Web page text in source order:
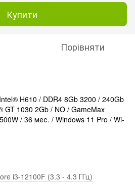
Купити
Порівняти
H610 / DDR4 8Gb 3200 / 240Gb
GT 1030 2Gb / NO / GameMax
/ 36 мес. / Windows 11 Pro / Wi-
i3-12100F (3.3 - 4.3 ГГц)